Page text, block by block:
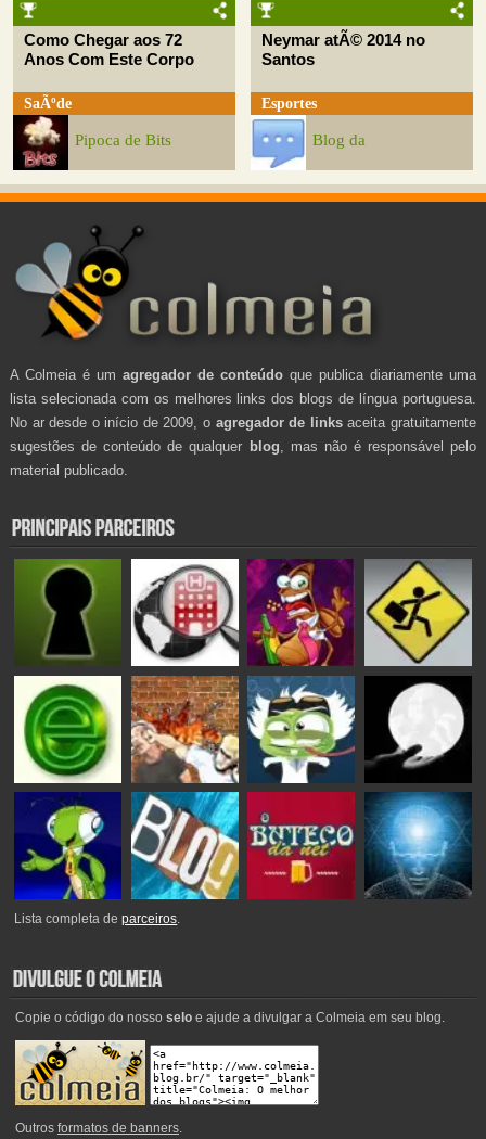
Como Chegar aos 72
Anos Com Este Corpo
SaÃºde
Pipoca de Bits
Neymar atÃ© 2014 no
Santos
Esportes
Blog da
A Colmeia é um agregador de conteúdo que publica diariamente uma
lista selecionada com os melhores links dos blogs de língua portuguesa.
No ar desde o início de 2009, o agregador de linksaceita gratuitamente
sugestões de conteúdo de qualquer blog , mas não é responsável pelo
material publicado.
Lista completa deparceiros.
Copie o código do nosso seloe ajude a divulgar a Colmeia em seu blog.
Outros formatos de banners.